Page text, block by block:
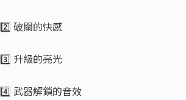
2️⃣ 破關的快感
3️⃣ 升級的亮光
4️⃣ 武器解鎖的音效